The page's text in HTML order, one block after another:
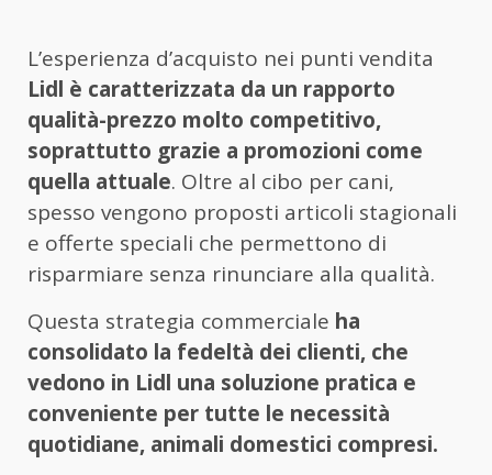
L’esperienza d’acquisto nei punti vendita
Lidl è caratterizzata da un rapporto
qualità-prezzo molto competitivo,
soprattutto grazie a promozioni come
quella attuale. Oltre al cibo per cani,
spesso vengono proposti articoli stagionali
e offerte speciali che permettono di
risparmiare senza rinunciare alla qualità.
Questa strategia commerciale ha
consolidato la fedeltà dei clienti, che
vedono in Lidl una soluzione pratica e
conveniente per tutte le necessità
quotidiane, animali domestici compresi.